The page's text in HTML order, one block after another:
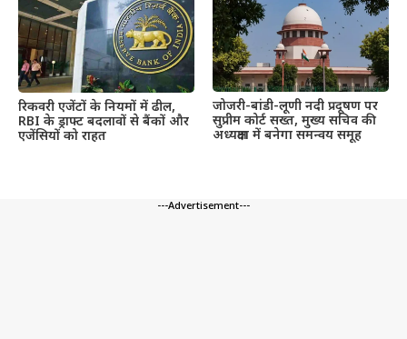
रिकवरी एजेंटों के नियमों में ढील,
RBI के ड्राफ्ट बदलावों से बैंकों और
एजेंसियों को राहत
जोजरी-बांडी-लूणी नदी प्रदूषण पर
सुप्रीम कोर्ट सख्त, मुख्य सचिव की
अध्यक्षता में बनेगा समन्वय समूह
---Advertisement---